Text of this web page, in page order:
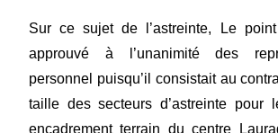
Sur ce sujet de l’astreinte, Le
approuvé à l’unanimité des
personnel puisqu’il consistait au
taille des secteurs d’astreinte pour
encadrement terrain du centre